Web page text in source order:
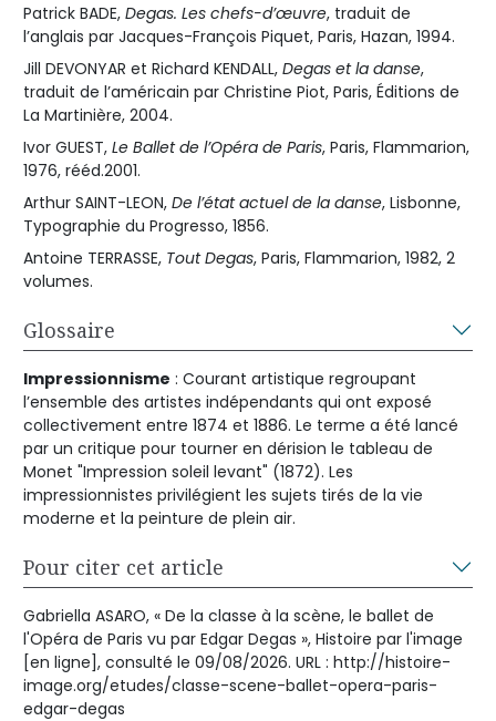
Patrick BADE, Degas. Les chefs-d’œuvre, traduit de
l’anglais par Jacques-François Piquet, Paris, Hazan, 1994.
Jill DEVONYAR et Richard KENDALL, Degas et la danse,
traduit de l’américain par Christine Piot, Paris, Éditions de
La Martinière, 2004.
Ivor GUEST, Le Ballet de l’Opéra de Paris, Paris, Flammarion,
1976, rééd.2001.
Arthur SAINT-LEON, De l’état actuel de la danse, Lisbonne,
Typographie du Progresso, 1856.
Antoine TERRASSE, Tout Degas, Paris, Flammarion, 1982, 2
volumes.
Glossaire
Impressionnisme : Courant artistique regroupant
l’ensemble des artistes indépendants qui ont exposé
collectivement entre 1874 et 1886. Le terme a été lancé
par un critique pour tourner en dérision le tableau de
Monet "Impression soleil levant" (1872). Les
impressionnistes privilégient les sujets tirés de la vie
moderne et la peinture de plein air.
Pour citer cet article
Gabriella ASARO, « De la classe à la scène, le ballet de
l'Opéra de Paris vu par Edgar Degas », Histoire par l'image
[en ligne], consulté le 09/08/2026. URL : http://histoire-
image.org/etudes/classe-scene-ballet-opera-paris-
edgar-degas